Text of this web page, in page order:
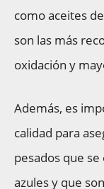
como aceites
son las más
oxidación y
Además, es
calidad para
pesados que
azules y que